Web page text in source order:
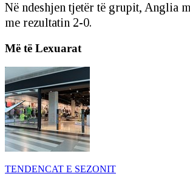
Në ndeshjen tjetër të grupit, Anglia
me rezultatin 2-0.
Më të Lexuarat
TENDENCAT E SEZONIT